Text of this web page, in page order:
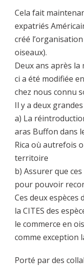
Cela fait
expatriés
créé
oiseaux).
Deux ans après la
ci a été modifiée
chez nous connu
Il y a deux grandes
a) La
aras Buffon dans
Rica où autrefois
territoire
b) Assurer que
pour pouvoir
Ces deux espèces
la CITES des
le commerce en
comme exception
Porté par des